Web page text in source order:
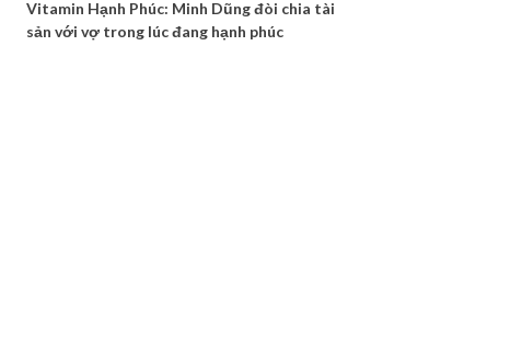
Vitamin Hạnh Phúc: Minh Dũng đòi chia tài
sản với vợ trong lúc đang hạnh phúc